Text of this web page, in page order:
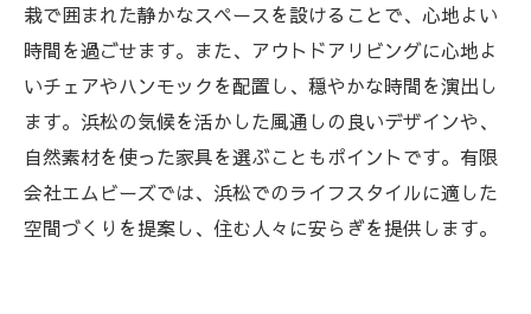
栽で囲まれた静かなスペースを設けることで、心地よい
時間を過ごせます。また、アウトドアリビングに心地よ
いチェアやハンモックを配置し、穏やかな時間を演出し
ます。浜松の気候を活かした風通しの良いデザインや、
自然素材を使った家具を選ぶこともポイントです。有限
会社エムビーズでは、浜松でのライフスタイルに適した
空間づくりを提案し、住む人々に安らぎを提供します。